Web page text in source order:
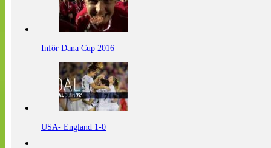
Inför Dana Cup 2016
USA- England 1-0